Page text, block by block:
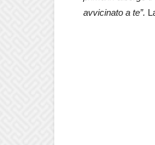
avvicinato a te”.